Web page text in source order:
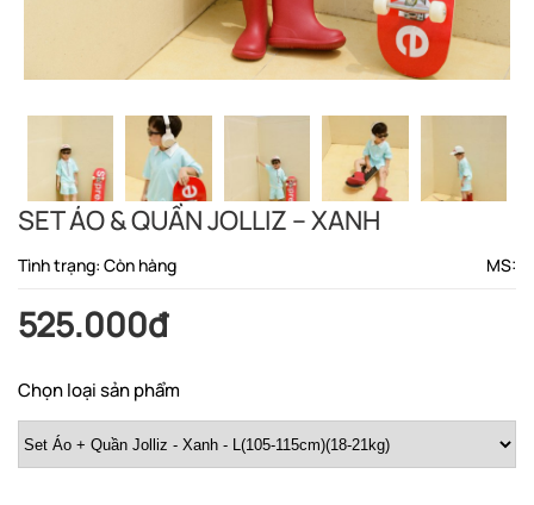
SET ÁO & QUẦN JOLLIZ – XANH
Tình trạng: Còn hàng MS:
525.000đ
Chọn loại sản phẩm